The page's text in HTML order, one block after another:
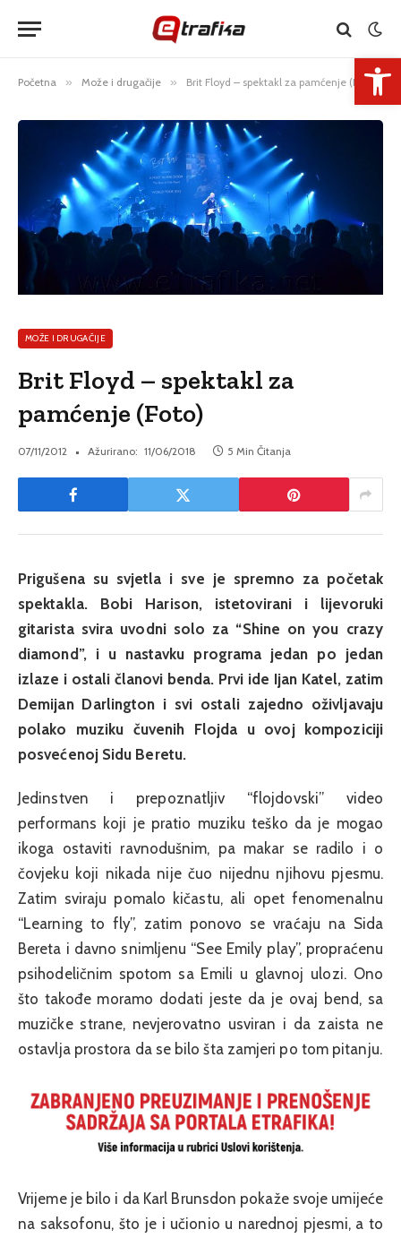
Početna » Može i drugačije » Brit Floyd – spektakl za pamćenje (Foto)
MOŽE I DRUGAČIJE
Brit Floyd – spektakl za
pamćenje (Foto)
07/11/2012 Ažurirano: 11/06/2018 5 Min Čitanja
Prigušena su svjetla i sve je spremno za početak
spektakla. Bobi Harison, istetovirani i lijevoruki
gitarista svira uvodni solo za “Shine on you crazy
diamond”, i u nastavku programa jedan po jedan
izlaze i ostali članovi benda. Prvi ide Ijan Katel, zatim
Demijan Darlington i svi ostali zajedno oživljavaju
polako muziku čuvenih Flojda u ovoj kompoziciji
posvećenoj Sidu Beretu.
Jedinstven i prepoznatljiv “flojdovski” video
performans koji je pratio muziku teško da je mogao
ikoga ostaviti ravnodušnim, pa makar se radilo i o
čovjeku koji nikada nije čuo nijednu njihovu pjesmu.
Zatim sviraju pomalo kičastu, ali opet fenomenalnu
“Learning to fly”, zatim ponovo se vraćaju na Sida
Bereta i davno snimljenu “See Emily play”, propraćenu
psihodeličnim spotom sa Emili u glavnoj ulozi. Ono
što takođe moramo dodati jeste da je ovaj bend, sa
muzičke strane, nevjerovatno usviran i da zaista ne
ostavlja prostora da se bilo šta zamjeri po tom pitanju.
Vrijeme je bilo i da Karl Brunsdon pokaže svoje umijeće
na saksofonu, što je i učionio u narednoj pjesmi, a to